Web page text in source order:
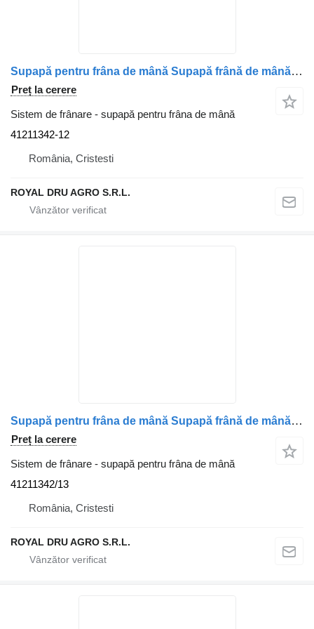
Supapă pentru frâna de mână Supapă frână de mână 41211342-12 pentru camion Irisbus 41211342-262
Preț la cerere
Sistem de frânare - supapă pentru frâna de mână
41211342-12
România, Cristesti
ROYAL DRU AGRO S.R.L.
Supapă pentru frâna de mână Supapă frână de mână 41211342/13 pentru camion Irisbus 41211342-13
Preț la cerere
Sistem de frânare - supapă pentru frâna de mână
41211342/13
România, Cristesti
ROYAL DRU AGRO S.R.L.